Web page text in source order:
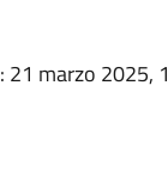
: 21 marzo 2025,